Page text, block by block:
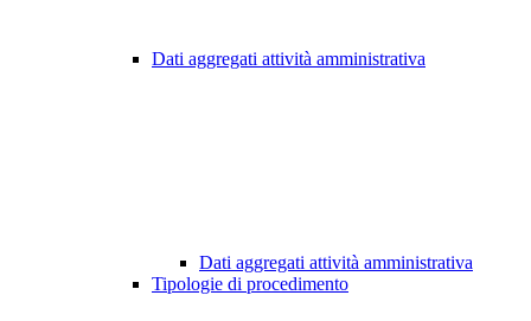
Dati aggregati attività amministrativa
Dati aggregati attività amministrativa
Tipologie di procedimento